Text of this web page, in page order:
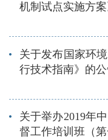
机制试点实施方
关于发布国家环
行技术指南》的
关于举办2019年
督工作培训班（